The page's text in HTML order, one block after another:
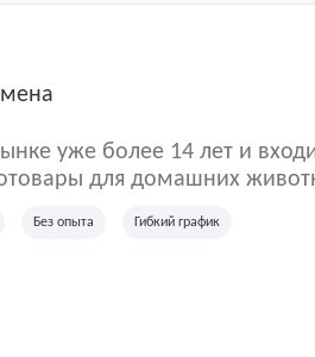
уже более 14 лет и
для домашних
России
территории России и за ее
бренды кормов и
Без опыта Гибкий график